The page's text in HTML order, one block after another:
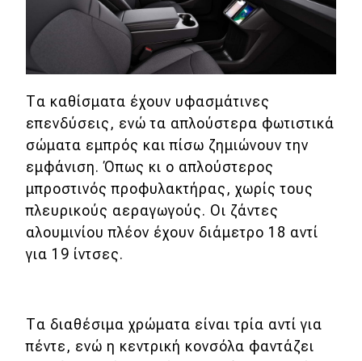
Τεχνολογία
Mobility
Σταθμοί φόρτισης
Classic
Νέα
Παρουσιάσεις
MOTO
Τα καθίσματα έχουν υφασμάτινες
επενδύσεις, ενώ τα απλούστερα φωτιστικά
σώματα εμπρός και πίσω ζημιώνουν την
εμφάνιση. Όπως κι ο απλούστερος
μπροστινός προφυλακτήρας, χωρίς τους
πλευρικούς αεραγωγούς. Οι ζάντες
αλουμινίου πλέον έχουν διάμετρο 18 αντί
για 19 ίντσες.
Τα διαθέσιμα χρώματα είναι τρία αντί για
πέντε, ενώ η κεντρική κονσόλα φαντάζει